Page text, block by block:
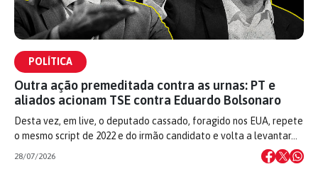
POLÍTICA
Outra ação premeditada contra as urnas: PT e
aliados acionam TSE contra Eduardo Bolsonaro
Desta vez, em live, o deputado cassado, foragido nos EUA, repete
o mesmo script de 2022 e do irmão candidato e volta a levantar…
28/07/2026